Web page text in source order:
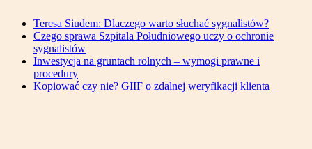
Teresa Siudem: Dlaczego warto słuchać sygnalistów?
Czego sprawa Szpitala Południowego uczy o ochronie
sygnalistów
Inwestycja na gruntach rolnych – wymogi prawne i
procedury
Kopiować czy nie? GIIF o zdalnej weryfikacji klienta